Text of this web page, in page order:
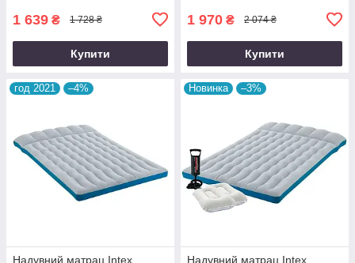
1 639 ₴ 1 728 ₴
Купити
1 970 ₴ 2 074 ₴
Купити
год 2021 –4%
Надувний матрац Intex
Новинка –3%
Надувний матрац Intex